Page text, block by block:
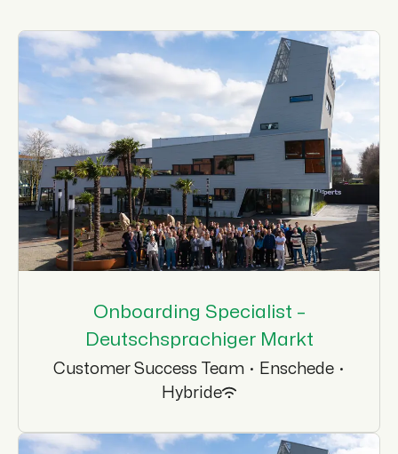
Onboarding Specialist –
Deutschsprachiger Markt
Customer Success Team · Enschede ·
Hybride